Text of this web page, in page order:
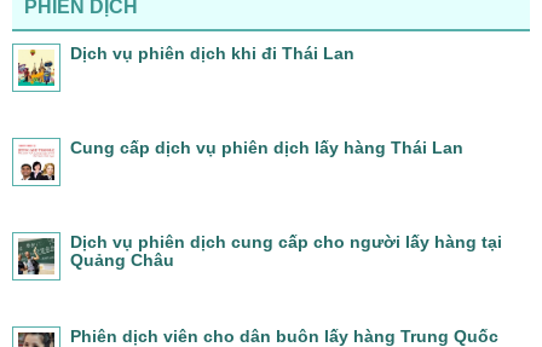
PHIÊN DỊCH
Dịch vụ phiên dịch khi đi Thái Lan
Cung cấp dịch vụ phiên dịch lấy hàng Thái Lan
Dịch vụ phiên dịch cung cấp cho người lấy hàng tại
Quảng Châu
Phiên dịch viên cho dân buôn lấy hàng Trung Quốc